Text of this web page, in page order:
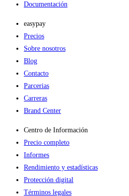
Documentación
easypay
Precios
Sobre nosotros
Blog
Contacto
Parcerias
Carreras
Brand Center
Centro de Información
Precio completo
Informes
Rendimiento y estadísticas
Protección digital
Términos legales